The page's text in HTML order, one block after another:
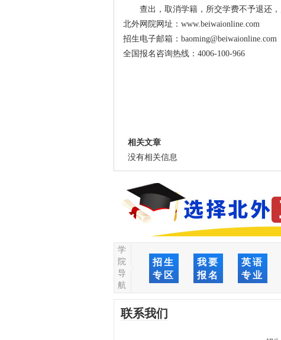
查出，取消学籍，所交学费不予退还
北外网院网址：www.beiwaionline.com
招生电子邮箱：baoming@beiwaionline.com
全国报名咨询热线：4006-100-966
相关文章
没有相关信息
学
院
导
航
招生
专区
我要
报名
英语
专业
联系我们